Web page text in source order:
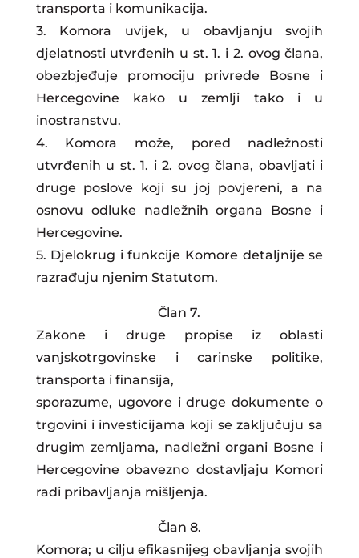
transporta i komunikacija.
3. Komora uvijek, u obavljanju svojih
djelatnosti utvrđenih u st. 1. i 2. ovog člana,
obezbjeđuje promociju privrede Bosne i
Hercegovine kako u zemlji tako i u
inostranstvu.
4. Komora može, pored nadležnosti
utvrđenih u st. 1. i 2. ovog člana, obavljati i
druge poslove koji su joj povjereni, a na
osnovu odluke nadležnih organa Bosne i
Hercegovine.
5. Djelokrug i funkcije Komore detaljnije se
razrađuju njenim Statutom.
Član 7.
Zakone i druge propise iz oblasti
vanjskotrgovinske i carinske politike,
transporta i finansija,
sporazume, ugovore i druge dokumente o
trgovini i investicijama koji se zaključuju sa
drugim zemljama, nadležni organi Bosne i
Hercegovine obavezno dostavljaju Komori
radi pribavljanja mišljenja.
Član 8.
Komora; u cilju efikasnijeg obavljanja svojih